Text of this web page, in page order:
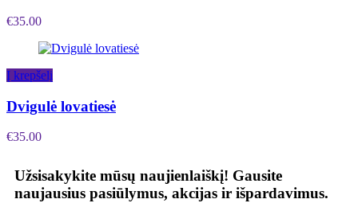
€35.00
Į krepšelį
Dvigulė lovatiesė
€35.00
Užsisakykite mūsų naujienlaiškį! Gausite
naujausius pasiūlymus, akcijas ir išpardavimus.